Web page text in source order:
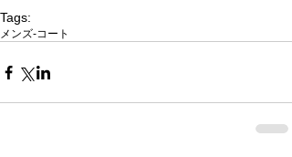
Tags:
メンズ-コート